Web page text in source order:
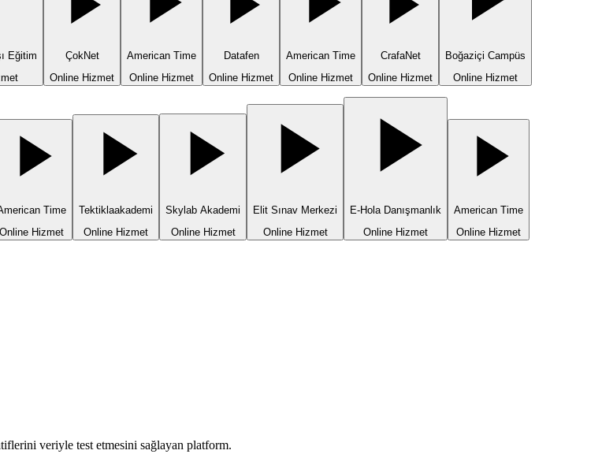
Eğitim
ÇokNet
Online Hizmet
American Time
Online Hizmet
Datafen
Online Hizmet
American Time
Online Hizmet
CrafaNet
Online Hizmet
Boğaziçi Campüs
Online Hizmet
Time
Online Hizmet
Tektiklaakademi
Online Hizmet
Skylab Akademi
Online Hizmet
Elit Sınav Merkezi
Online Hizmet
E-Hola Danışmanlık
Online Hizmet
American Time
Online Hizmet
veriyle test etmesini sağlayan platform.